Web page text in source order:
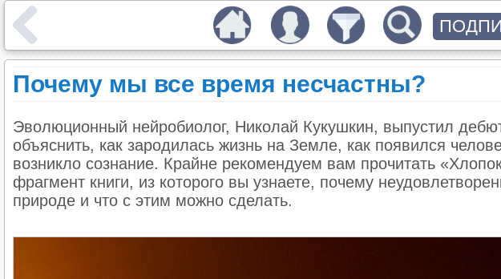
Почему мы все время несчастны?
Эволюционный нейробиолог, Николай Кукушкин, выпустил
объяснить, как зародилась жизнь на Земле, как появился
возникло сознание. Крайне рекомендуем вам прочитать
фрагмент книги, из которого вы узнаете, почему
природе и что с этим можно сделать.